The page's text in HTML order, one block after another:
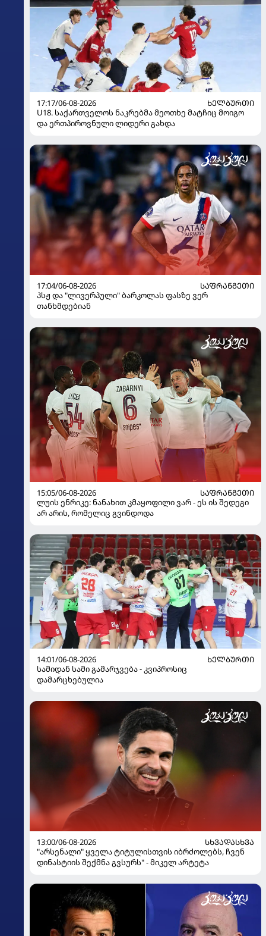
17:17/06-08-2026
ᲮᲔᲚᲑᲣᲠᲗᲘ
U18. საქართველოს ნაკრებმა მეოთხე მატჩიც მოიგო
და ერთპიროვნული ლიდერი გახდა
17:04/06-08-2026
ᲡᲐᲤᲠᲐᲜᲒᲔᲗᲘ
პსჟ და "ლივერპული" ბარკოლას ფასზე ვერ
თანხმდებიან
15:05/06-08-2026
ᲡᲐᲤᲠᲐᲜᲒᲔᲗᲘ
ლუის ენრიკე: ნანახით კმაყოფილი ვარ - ეს ის შედეგი
არ არის, რომელიც გვინდოდა
14:01/06-08-2026
ᲮᲔᲚᲑᲣᲠᲗᲘ
სამიდან სამი გამარჯვება - კვიპროსიც
დამარცხებულია
13:00/06-08-2026
ᲡᲮᲕᲐᲓᲐᲡᲮᲕᲐ
"არსენალი" ყველა ტიტულისთვის იბრძოლებს, ჩვენ
დინასტიის შექმნა გვსურს" - მიკელ არტეტა